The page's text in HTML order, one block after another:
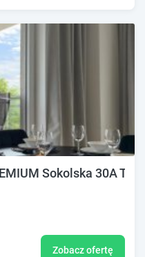
Sokolska 30A
Zobacz ofertę